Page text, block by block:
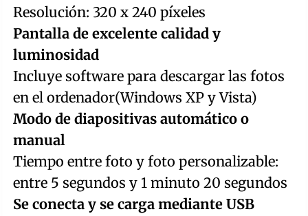
Resolución: 320 x 240 píxeles
Pantalla de excelente calidad y
luminosidad
Incluye software para descargar las fotos
en el ordenador(Windows XP y Vista)
Modo de diapositivas automático o
manual
Tiempo entre foto y foto personalizable:
entre 5 segundos y 1 minuto 20 segundos
Se conecta y se carga mediante USB